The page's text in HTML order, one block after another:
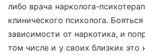
либо врача нарколога-
клинического психолога.
зависимости от наркотика, и
том числе и у своих близких это